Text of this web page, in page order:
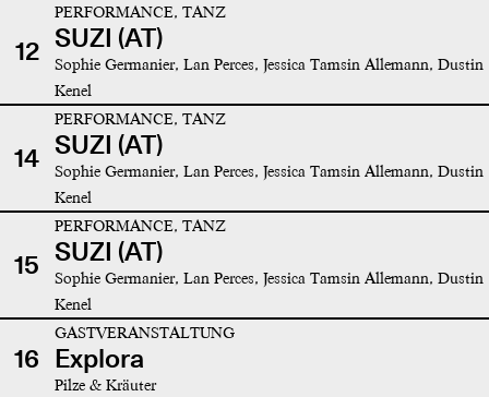
12
PERFORMANCE, TANZ
SUZI (AT)
Sophie Germanier, Lan Perces, Jessica Tamsin Allemann, Dustin
Kenel
14
PERFORMANCE, TANZ
SUZI (AT)
Sophie Germanier, Lan Perces, Jessica Tamsin Allemann, Dustin
Kenel
15
PERFORMANCE, TANZ
SUZI (AT)
Sophie Germanier, Lan Perces, Jessica Tamsin Allemann, Dustin
Kenel
16
GASTVERANSTALTUNG
Explora
Pilze & Kräuter